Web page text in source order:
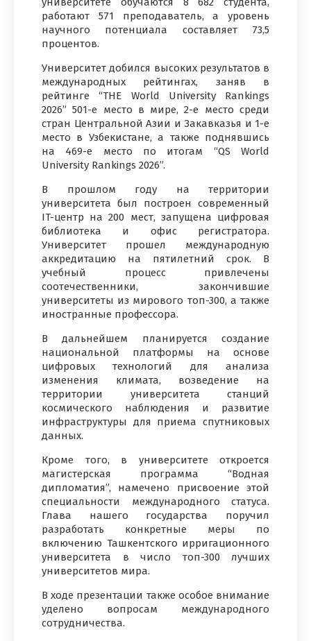
работают 571 преподаватель, а уровень
научного потенциала составляет 73,5
процентов.
Университет добился высоких результатов в
международных рейтингах, заняв в
рейтинге “THE World University Rankings
2026” 501-е место в мире, 2-е место среди
стран Центральной Азии и Закавказья и 1-е
место в Узбекистане, а также поднявшись
на 469-е место по итогам “QS World
University Rankings 2026”.
В прошлом году на территории
университета был построен современный
IT-центр на 200 мест, запущена цифровая
библиотека и офис регистратора.
Университет прошел международную
аккредитацию на пятилетний срок. В
учебный процесс привлечены
соотечественники, закончившие
университеты из мирового топ-300, а также
иностранные профессора.
В дальнейшем планируется создание
национальной платформы на основе
цифровых технологий для анализа
изменения климата, возведение на
территории университета станций
космического наблюдения и развитие
инфраструктуры для приема спутниковых
данных.
Кроме того, в университете откроется
магистерская программа “Водная
дипломатия”, намечено присвоение этой
специальности международного статуса.
Глава нашего государства поручил
разработать конкретные меры по
включению Ташкентского ирригационного
университета в число топ-300 лучших
университетов мира.
В ходе презентации также особое внимание
уделено вопросам международного
сотрудничества.